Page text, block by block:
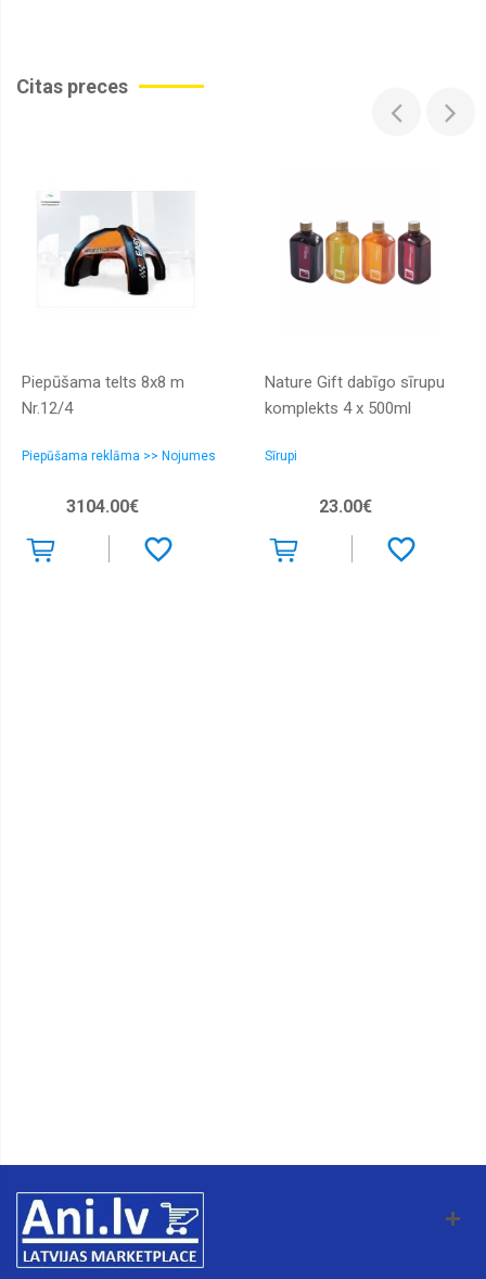
Citas preces
Piepūšama telts 8x8 m
Nr.12/4
Piepūšama reklāma >> Nojumes
3104.00€
Nature Gift dabīgo sīrupu
komplekts 4 x 500ml
Sīrupi
23.00€